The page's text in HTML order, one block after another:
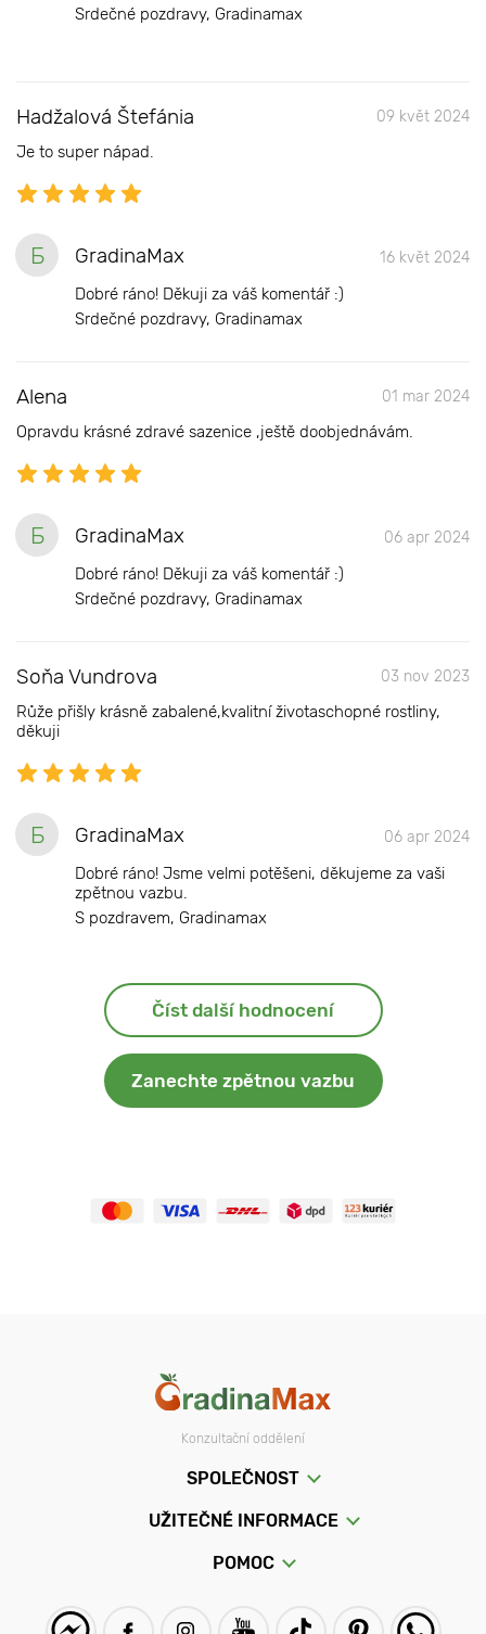
Srdečné pozdravy, Gradinamax
Hadžalová Štefánia 09 květ 2024
Je to super nápad.
Б GradinaMax 16 květ 2024
Dobré ráno! Děkuji za váš komentář :)
Srdečné pozdravy, Gradinamax
Alena 01 mar 2024
Opravdu krásné zdravé sazenice ,ještě doobjednávám.
Б GradinaMax 06 apr 2024
Dobré ráno! Děkuji za váš komentář :)
Srdečné pozdravy, Gradinamax
Soňa Vundrova 03 nov 2023
Růže přišly krásně zabalené,kvalitní životaschopné rostliny,
děkuji
Б GradinaMax 06 apr 2024
Dobré ráno! Jsme velmi potěšeni, děkujeme za vaši
zpětnou vazbu.
S pozdravem, Gradinamax
Číst další hodnocení
Zanechte zpětnou vazbu
Konzultační oddělení
SPOLEČNOST
UŽITEČNÉ INFORMACE
POMOC